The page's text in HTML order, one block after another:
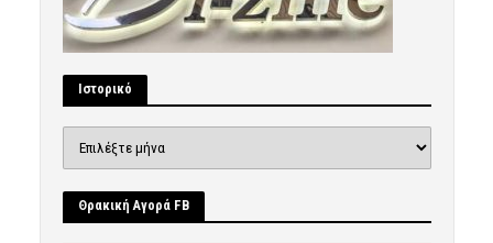
Ιστορικό
Θρακική Αγορά FB